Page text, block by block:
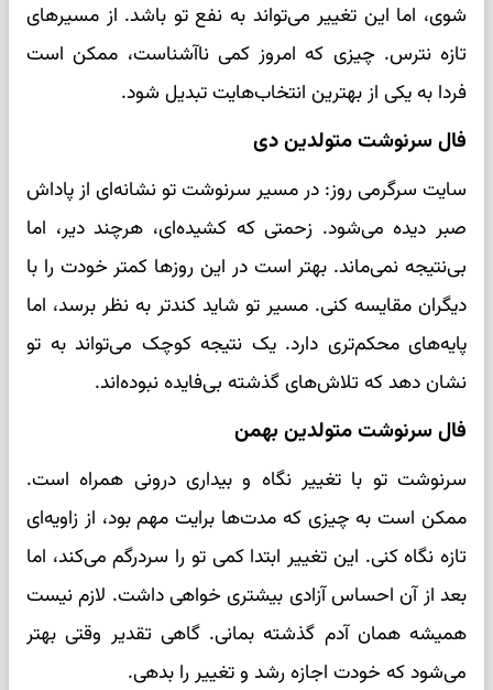
شوی، اما این تغییر می‌تواند به نفع تو باشد. از مسیرهای
تازه نترس. چیزی که امروز کمی ناآشناست، ممکن است
فردا به یکی از بهترین انتخاب‌هایت تبدیل شود.
فال سرنوشت متولدین دی
سایت سرگرمی روز: در مسیر سرنوشت تو نشانه‌ای از پاداش
صبر دیده می‌شود. زحمتی که کشیده‌ای، هرچند دیر، اما
بی‌نتیجه نمی‌ماند. بهتر است در این روزها کمتر خودت را با
دیگران مقایسه کنی. مسیر تو شاید کندتر به نظر برسد، اما
پایه‌های محکم‌تری دارد. یک نتیجه کوچک می‌تواند به تو
نشان دهد که تلاش‌های گذشته بی‌فایده نبوده‌اند.
فال سرنوشت متولدین بهمن
سرنوشت تو با تغییر نگاه و بیداری درونی همراه است.
ممکن است به چیزی که مدت‌ها برایت مهم بود، از زاویه‌ای
تازه نگاه کنی. این تغییر ابتدا کمی تو را سردرگم می‌کند، اما
بعد از آن احساس آزادی بیشتری خواهی داشت. لازم نیست
همیشه همان آدم گذشته بمانی. گاهی تقدیر وقتی بهتر
می‌شود که خودت اجازه رشد و تغییر را بدهی.